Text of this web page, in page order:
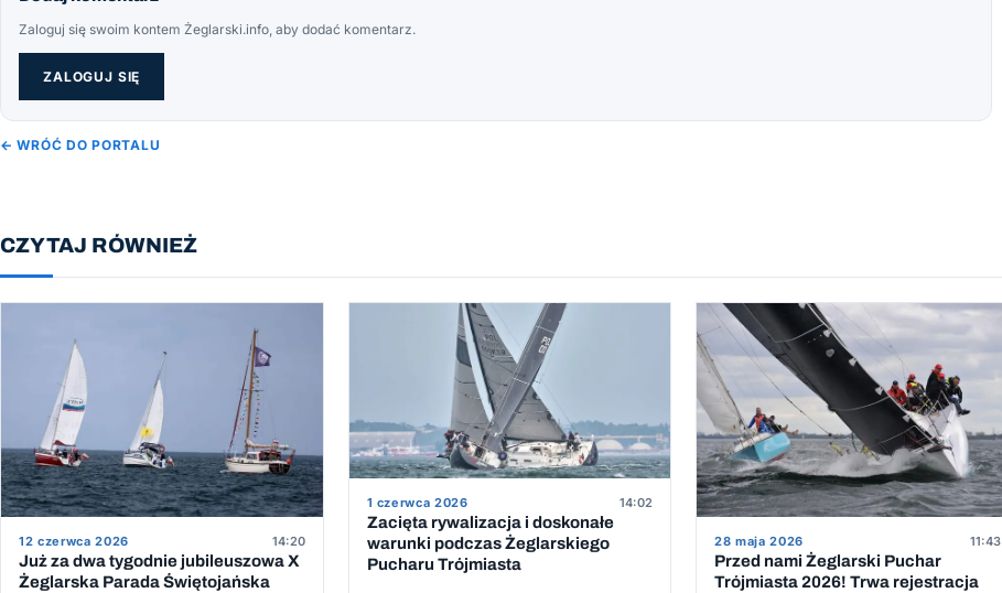
Zaloguj się swoim kontem Żeglarski.info, aby dodać komentarz.
ZALOGUJ SIĘ
← WRÓĆ DO PORTALU
CZYTAJ RÓWNIEŻ
12 czerwca 2026 14:20
Już za dwa tygodnie jubileuszowa X
Żeglarska Parada Świętojańska
1 czerwca 2026 14:02
Zacięta rywalizacja i doskonałe
warunki podczas Żeglarskiego
Pucharu Trójmiasta
28 maja 2026 11:43
Przed nami Żeglarski Puchar
Trójmiasta 2026! Trwa rejestracja